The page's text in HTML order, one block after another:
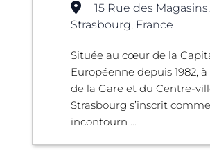
15 Rue des
Strasbourg, France
Située au cœur de la
Européenne depuis 1982,
de la Gare et du Centre-
Strasbourg s’inscrit
incontourn ...